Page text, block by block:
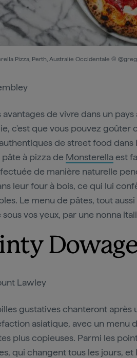
Pizza, Perth, Australie Occidentale ©
avantages de vivre dans un
c'est que vous pouvez goûter
de street food
pâte à pizza de Monsterellaest
de manière naturelle
leur four à bois, ce qui lui
Le menu de pâtes, tout
vos yeux, par une nonna
Lawley
gustatives chanteront après
asiatique, avec un menu
plus copieuses. Parmi les
qui changent tous les jours, et